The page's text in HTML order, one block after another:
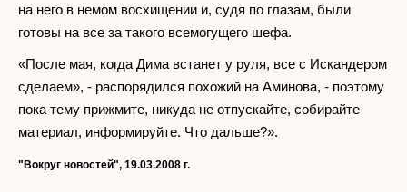
на него в немом восхищении и, судя по глазам, были
готовы на все за такого всемогущего шефа.
«После мая, когда Дима встанет у руля, все с Искандером
сделаем», - распорядился похожий на Аминова, - поэтому
пока тему прижмите, никуда не отпускайте, собирайте
материал, информируйте. Что дальше?».
"Вокруг новостей", 19.03.2008 г.